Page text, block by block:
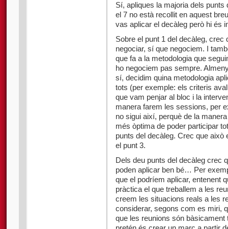
Sí, apliques la majoria dels punts
el 7 no està recollit en aquest
vas aplicar el decàleg però hi és
Sobre el punt 1 del decàleg,
negociar, sí que negociem. I
que fa a la metodologia que
ho negociem pas sempre.
sí, decidim quina metodologia
tots (per exemple: els criteris
que vam penjar al bloc i la
manera farem les sessions, per
no sigui així, perquè de la
més òptima de poder participar
punts del decàleg. Crec que això
el punt 3.
Dels deu punts del decàleg crec
poden aplicar ben bé… Per
que el podríem aplicar, entenent
pràctica el que treballem a les
creem les situacions reals a les
considerar, segons com es miri,
que les reunions són